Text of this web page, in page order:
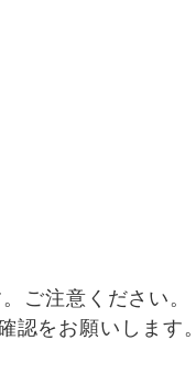
ご注意ください。
をお願いします。